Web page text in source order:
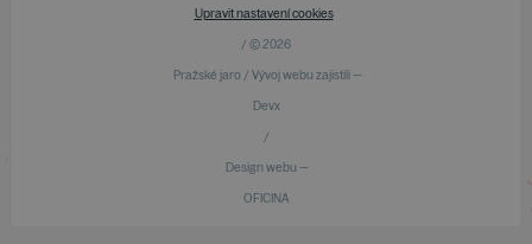
Upravit nastavení cookies
/ © 2026
Pražské jaro / Vývoj webu zajistili —
Devx
/
Design webu —
OFICINA